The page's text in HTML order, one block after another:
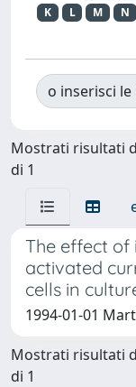
K
L M N
o inserisci le
Mostrati risultati
di 1
The effect of
activated
cells in
1994-01-01
Mostrati risultati
di 1